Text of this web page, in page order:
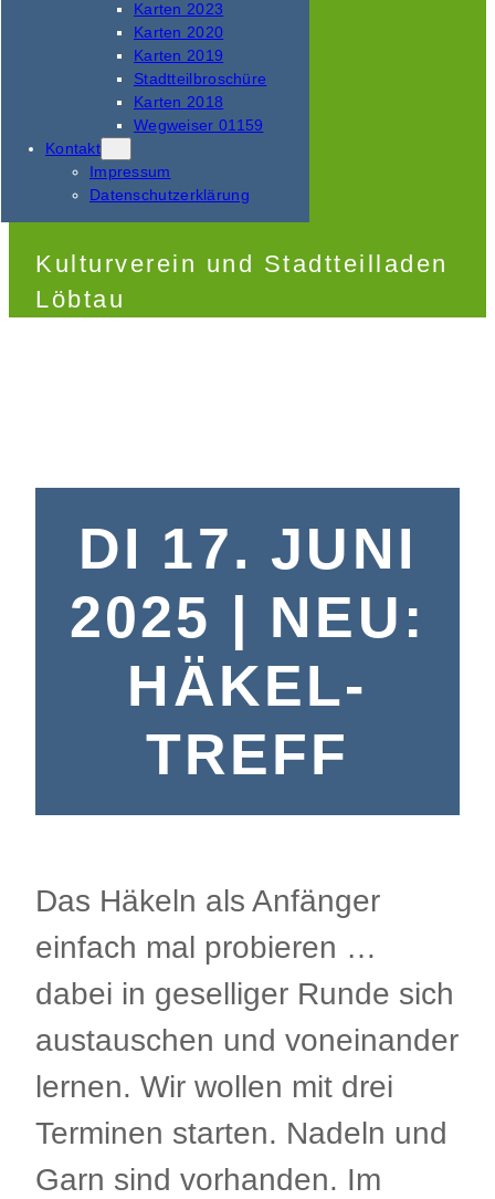
Karten 2023
Karten 2020
Karten 2019
Stadtteilbroschüre
Karten 2018
Wegweiser 01159
Kontakt
Impressum
Datenschutzerklärung
Kulturverein und Stadtteilladen
Löbtau
DI 17. JUNI
2025 | NEU:
HÄKEL-
TREFF
Das Häkeln als Anfänger
einfach mal probieren …
dabei in geselliger Runde sich
austauschen und voneinander
lernen. Wir wollen mit drei
Terminen starten. Nadeln und
Garn sind vorhanden. Im